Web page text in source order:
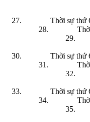
Thời sự thứ
Thời sự thứ
Thời sự thứ